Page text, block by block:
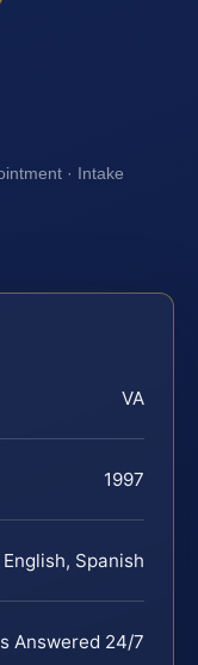
· Intake
VA
1997
English, Spanish
Answered 24/7